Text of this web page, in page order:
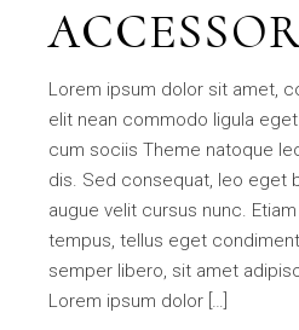
Lorem ipsum dolor sit amet,
elit nean commodo ligula
cum sociis Theme natoque
dis. Sed consequat, leo eget
augue velit cursus nunc.
tempus, tellus eget
semper libero, sit amet
Lorem ipsum dolor […]